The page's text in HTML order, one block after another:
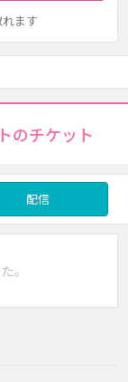
ます
のチケット
配信
。